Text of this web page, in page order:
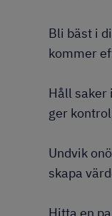
Bli bäst i
kommer
Håll saker
ger
Undvik
skapa